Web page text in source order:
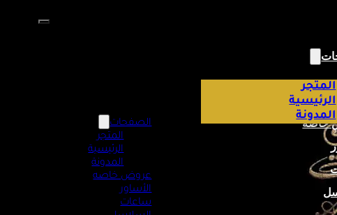
المتجر
الرئيسية
المدونة
خاصه
الصفحات
المتجر
الرئيسية
المدونة
عروض خاصه
الأساور
ساعات